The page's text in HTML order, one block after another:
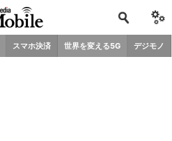
スマホ決済 世界を変える5G デジモノ